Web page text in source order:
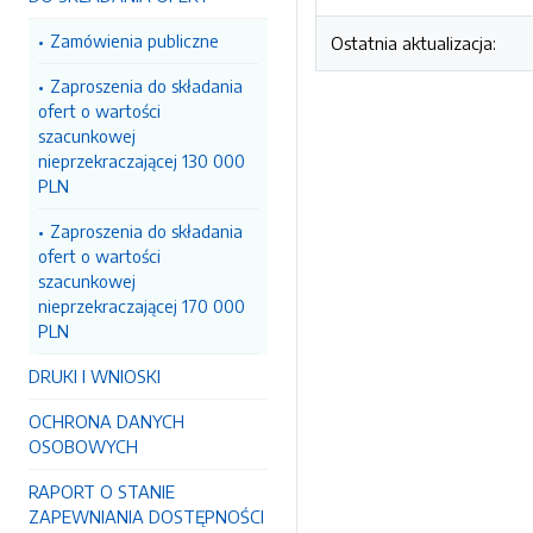
Zamówienia publiczne
Zaproszenia do składania
ofert o wartości
szacunkowej
nieprzekraczającej 130 000
PLN
Zaproszenia do składania
ofert o wartości
szacunkowej
nieprzekraczającej 170 000
PLN
DRUKI I WNIOSKI
OCHRONA DANYCH
OSOBOWYCH
RAPORT O STANIE
ZAPEWNIANIA DOSTĘPNOŚCI
Ostatnia aktualizacja: